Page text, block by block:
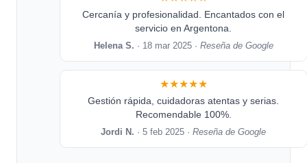
Cercanía y profesionalidad. Encantados con el
servicio en Argentona.
Helena S. · 18 mar 2025 · Reseña de Google
★★★★★
Gestión rápida, cuidadoras atentas y serias.
Recomendable 100%.
Jordi N. · 5 feb 2025 ·Reseña de Google